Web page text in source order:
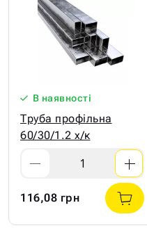
В наявності
Труба профільна
60/30/1.2 х/к
116,08 грн